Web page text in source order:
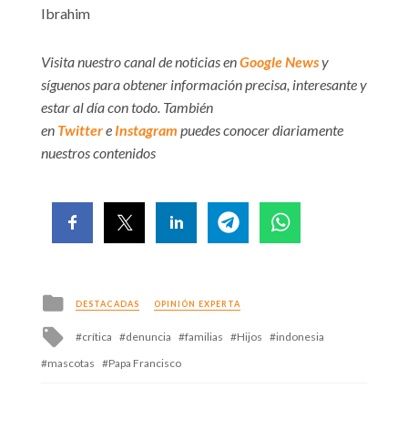
Ibrahim
Visita nuestro canal de noticias enGoogle Newsy
síguenos para obtener información precisa, interesante y
estar al día con todo. También
en Twittere Instagram puedes conocer diariamente
nuestros contenidos
Posted
in
DESTACADAS OPINIÓN EXPERTA
Tagged
crítica denuncia familias Hijos
indonesia
mascotas
Papa Francisco